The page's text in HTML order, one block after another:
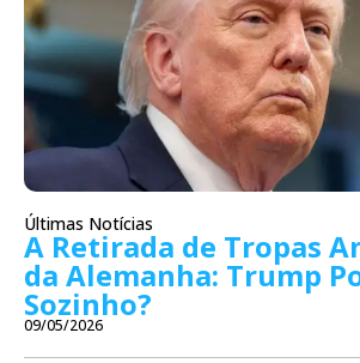
Últimas Notícias
A Retirada de Tropas
da Alemanha: Trump
Sozinho?
09/05/2026